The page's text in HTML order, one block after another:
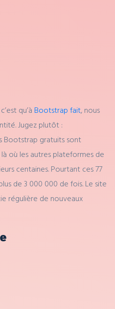
qu’à Bootstrap fait, nous
Jugez plutôt :
Bootstrap gratuits sont
où les autres plateformes de
centaines. Pourtant ces 77
de 3 000 000 de fois. Le site
régulière de nouveaux